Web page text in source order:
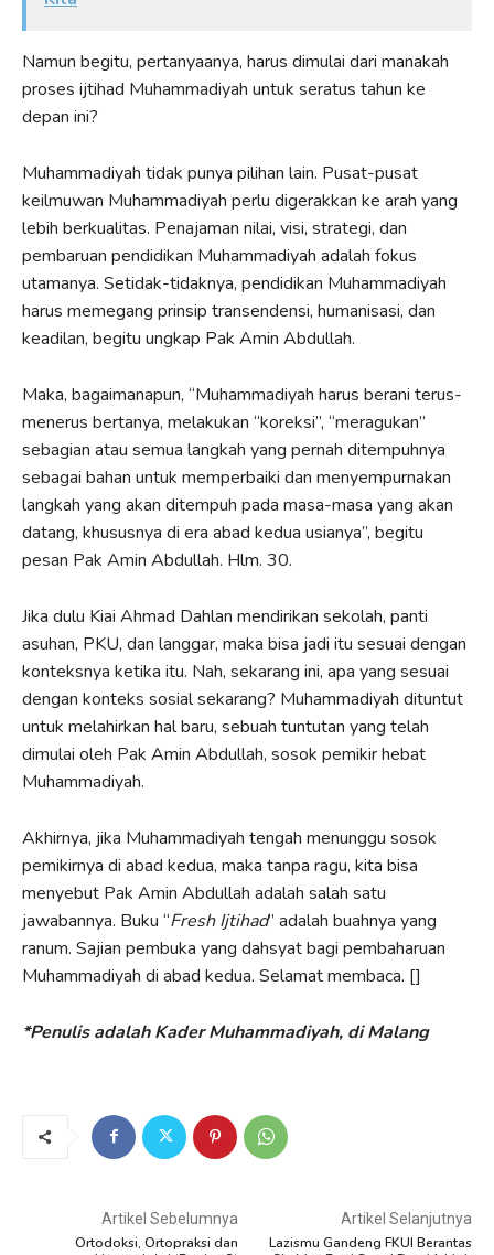
Namun begitu, pertanyaanya, harus dimulai dari manakah
proses ijtihad Muhammadiyah untuk seratus tahun ke
depan ini?
Muhammadiyah tidak punya pilihan lain. Pusat-pusat
keilmuwan Muhammadiyah perlu digerakkan ke arah yang
lebih berkualitas. Penajaman nilai, visi, strategi, dan
pembaruan pendidikan Muhammadiyah adalah fokus
utamanya. Setidak-tidaknya, pendidikan Muhammadiyah
harus memegang prinsip transendensi, humanisasi, dan
keadilan, begitu ungkap Pak Amin Abdullah.
Maka, bagaimanapun, “Muhammadiyah harus berani terus-
menerus bertanya, melakukan “koreksi”, “meragukan”
sebagian atau semua langkah yang pernah ditempuhnya
sebagai bahan untuk memperbaiki dan menyempurnakan
langkah yang akan ditempuh pada masa-masa yang akan
datang, khususnya di era abad kedua usianya”, begitu
pesan Pak Amin Abdullah. Hlm. 30.
Jika dulu Kiai Ahmad Dahlan mendirikan sekolah, panti
asuhan, PKU, dan langgar, maka bisa jadi itu sesuai dengan
konteksnya ketika itu. Nah, sekarang ini, apa yang sesuai
dengan konteks sosial sekarang? Muhammadiyah dituntut
untuk melahirkan hal baru, sebuah tuntutan yang telah
dimulai oleh Pak Amin Abdullah, sosok pemikir hebat
Muhammadiyah.
Akhirnya, jika Muhammadiyah tengah menunggu sosok
pemikirnya di abad kedua, maka tanpa ragu, kita bisa
menyebut Pak Amin Abdullah adalah salah satu
jawabannya. Buku “Fresh Ijtihad” adalah buahnya yang
ranum. Sajian pembuka yang dahsyat bagi pembaharuan
Muhammadiyah di abad kedua. Selamat membaca. []
*Penulis adalah Kader Muhammadiyah, di Malang
Artikel Sebelumnya
Ortodoksi, Ortopraksi dan
Artikel Selanjutnya
Lazismu Gandeng FKUI Berantas